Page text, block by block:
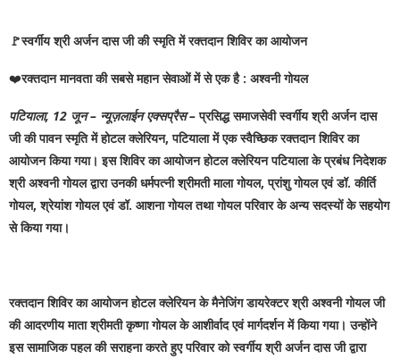
🚩स्वर्गीय श्री अर्जन दास जी की स्मृति में रक्तदान शिविर का आयोजन
❤️रक्तदान मानवता की सबसे महान सेवाओं में से एक है : अश्वनी गोयल
पटियाला, 12 जून – न्यूज़लाईन एक्सप्रैस –प्रसिद्ध समाजसेवी स्वर्गीय श्री अर्जन दास
जी की पावन स्मृति में होटल क्लेरियन, पटियाला में एक स्वैच्छिक रक्तदान शिविर का
आयोजन किया गया। इस शिविर का आयोजन होटल क्लेरियन पटियाला के प्रबंध निदेशक
श्री अश्वनी गोयल द्वारा उनकी धर्मपत्नी श्रीमती माला गोयल, प्रांशु गोयल एवं डॉ. कीर्ति
गोयल, श्रेयांश गोयल एवं डॉ. आशना गोयल तथा गोयल परिवार के अन्य सदस्यों के सहयोग
से किया गया।
रक्तदान शिविर का आयोजन होटल क्लेरियन के मैनेजिंग डायरेक्टर श्री अश्वनी गोयल जी
की आदरणीय माता श्रीमती कृष्णा गोयल के आशीर्वाद एवं मार्गदर्शन में किया गया। उन्होंने
इस सामाजिक पहल की सराहना करते हुए परिवार को स्वर्गीय श्री अर्जन दास जी द्वारा